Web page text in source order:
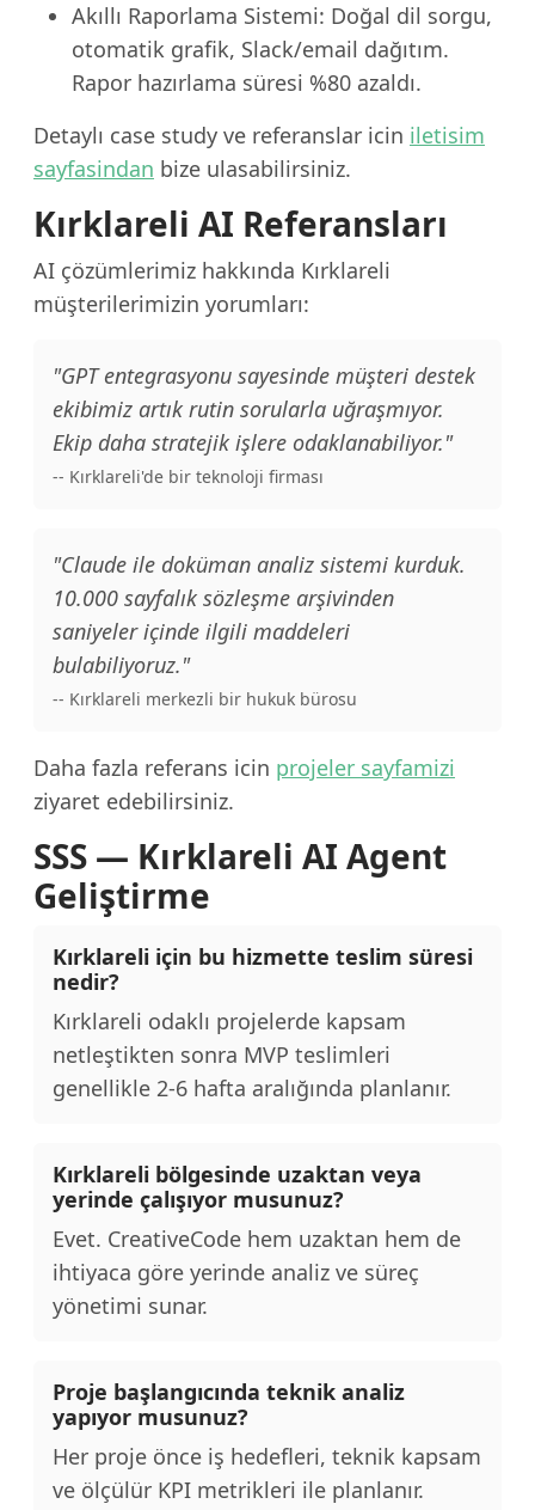
Akıllı Raporlama Sistemi: Doğal dil sorgu,
otomatik grafik, Slack/email dağıtım.
Rapor hazırlama süresi %80 azaldı.
Detaylı case study ve referanslar icin iletisim
sayfasindan bize ulasabilirsiniz.
Kırklareli AI Referansları
AI çözümlerimiz hakkında Kırklareli
müşterilerimizin yorumları:
"GPT entegrasyonu sayesinde müşteri destek
ekibimiz artık rutin sorularla uğraşmıyor.
Ekip daha stratejik işlere odaklanabiliyor."
-- Kırklareli'de bir teknoloji firması
"Claude ile doküman analiz sistemi kurduk.
10.000 sayfalık sözleşme arşivinden
saniyeler içinde ilgili maddeleri
bulabiliyoruz."
-- Kırklareli merkezli bir hukuk bürosu
Daha fazla referans icin projeler sayfamizi
ziyaret edebilirsiniz.
SSS — Kırklareli AI Agent
Geliştirme
Kırklareli için bu hizmette teslim süresi
nedir?
Kırklareli odaklı projelerde kapsam
netleştikten sonra MVP teslimleri
genellikle 2-6 hafta aralığında planlanır.
Kırklareli bölgesinde uzaktan veya
yerinde çalışıyor musunuz?
Evet. CreativeCode hem uzaktan hem de
ihtiyaca göre yerinde analiz ve süreç
yönetimi sunar.
Proje başlangıcında teknik analiz
yapıyor musunuz?
Her proje önce iş hedefleri, teknik kapsam
ve ölçülür KPI metrikleri ile planlanır.